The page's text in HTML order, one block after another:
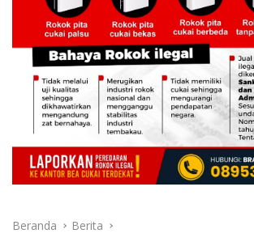
Beranda Berita